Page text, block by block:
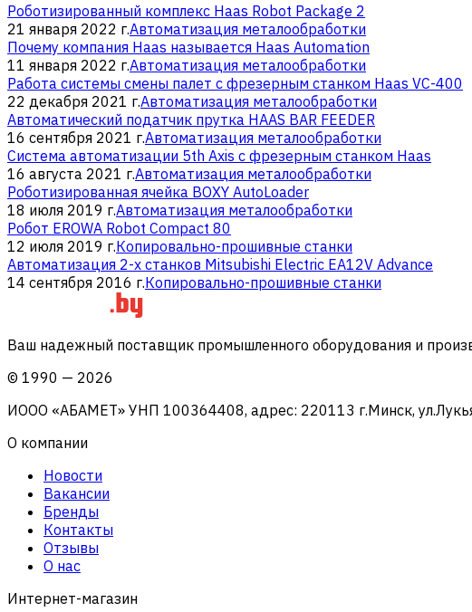
Роботизированный комплекс Haas Robot Package 2
21 января 2022 г.Автоматизация металообработки
Почему компания Haas называется Haas Automation
11 января 2022 г.Автоматизация металообработки
Работа системы смены палет с фрезерным станком Haas VC-400
22 декабря 2021 г.Автоматизация металообработки
Автоматический податчик прутка HAAS BAR FEEDER
16 сентября 2021 г.Автоматизация металообработки
Система автоматизации 5th Axis с фрезерным станком Haas
16 августа 2021 г.Автоматизация металообработки
Роботизированная ячейка BOXY AutoLoader
18 июля 2019 г.Автоматизация металообработки
Робот EROWA Robot Compact 80
12 июля 2019 г.Копировально-прошивные станки
Автоматизация 2-х станков Mitsubishi Electric EA12V Advance
14 сентября 2016 г.Копировально-прошивные станки
Ваш надежный поставщик промышленного оборудования и
© 1990 — 2026
ИООО «АБАМЕТ» УНП 100364408, адрес: 220113 г.Минск,
О компании
Новости
Вакансии
Бренды
Контакты
Отзывы
О нас
Интернет-магазин